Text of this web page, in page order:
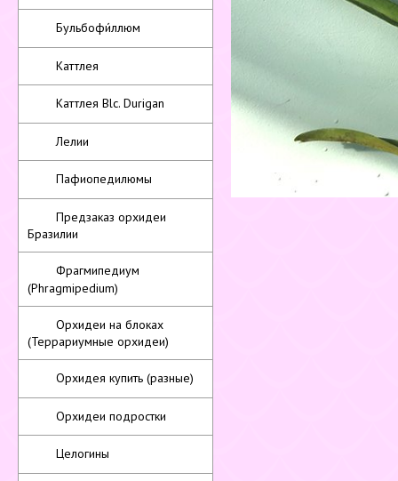
Бульбофи́ллюм
Каттлея
Каттлея Blc. Durigan
Лелии
Пафиопедилюмы
Предзаказ орхидеи
Бразилии
Фрагмипедиум
(Phragmipedium)
Орхидеи на блоках
(Террариумные орхидеи)
Орхидея купить (разные)
Орхидеи подростки
Целогины